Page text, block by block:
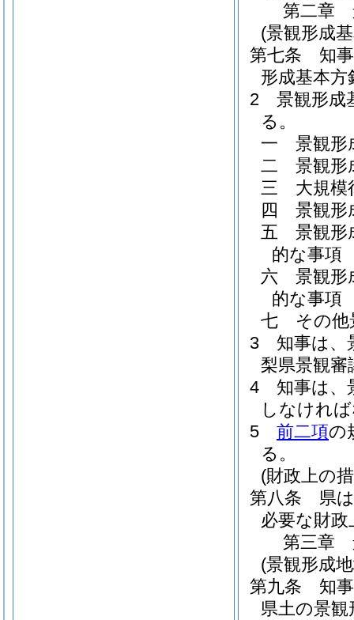
第二章
(景観形成
第七条
知
形成基本
2
景観形成
る。
一
景観形
二
景観形
三
大規模
四
景観形
五
景観形
的な事項
六
景観形
的な事項
七
その
3
知事は、
梨県景観
4
知事は、
しなけれ
5
前二項の
る。
(財政上の
第八条
県
必要な財
第三章
(景観形成
第九条
知
県土の景